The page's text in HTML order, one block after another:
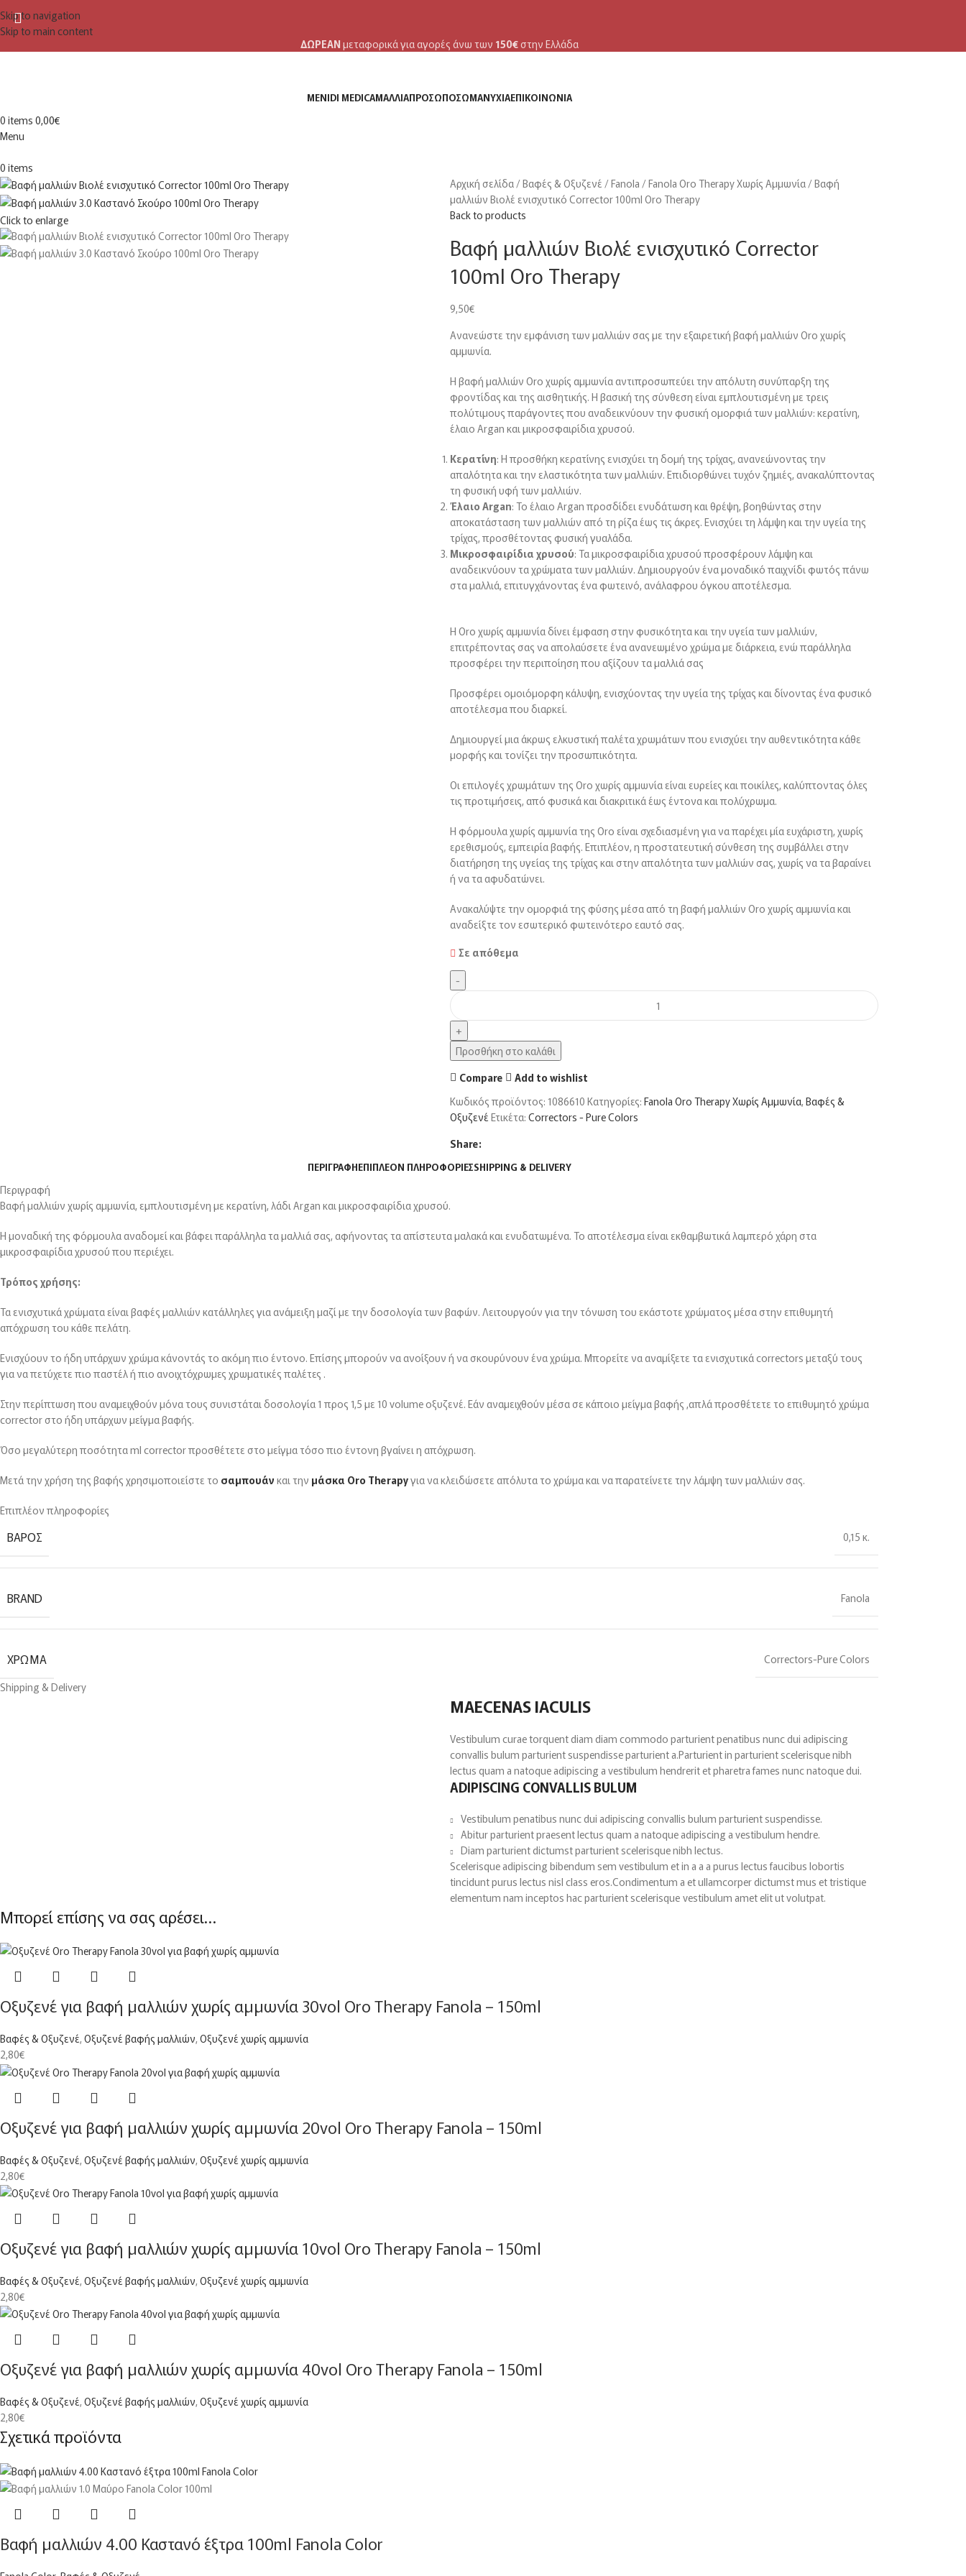
Skip to navigation
Skip to main content
ΔΩΡΕΑΝ μεταφορικά για αγορές άνω των 150€στην Ελλάδα
MENIDI MEDICAΜΑΛΛΙΆΠΡΌΣΩΠΟΣΏΜΑΝΎΧΙΑΕΠΙΚΟΙΝΩΝΊΑ
0 items 0,00€
Menu
0 items
Click to enlarge
Αρχική σελίδα Βαφές & Οξυζενέ Fanola Fanola Oro Therapy Χωρίς Αμμωνία Βαφή
μαλλιών Βιολέ ενισχυτικό Corrector 100ml Oro Therapy
Back to products
Βαφή μαλλιών Βιολέ ενισχυτικό Corrector
100ml Oro Therapy
9,50€
Ανανεώστε την εμφάνιση των μαλλιών σας με την εξαιρετική βαφή μαλλιών Oro χωρίς
αμμωνία.
Η βαφή μαλλιών Oro χωρίς αμμωνία αντιπροσωπεύει την απόλυτη συνύπαρξη της
φροντίδας και της αισθητικής. Η βασική της σύνθεση είναι εμπλουτισμένη με τρεις
πολύτιμους παράγοντες που αναδεικνύουν την φυσική ομορφιά των μαλλιών: κερατίνη,
έλαιο Argan και μικροσφαιρίδια χρυσού.
Κερατίνη: Η προσθήκη κερατίνης ενισχύει τη δομή της τρίχας, ανανεώνοντας την
απαλότητα και την ελαστικότητα των μαλλιών. Επιδιορθώνει τυχόν ζημιές, ανακαλύπτοντας
τη φυσική υφή των μαλλιών.
Έλαιο Argan: Το έλαιο Argan προσδίδει ενυδάτωση και θρέψη, βοηθώντας στην
αποκατάσταση των μαλλιών από τη ρίζα έως τις άκρες. Ενισχύει τη λάμψη και την υγεία της
τρίχας, προσθέτοντας φυσική γυαλάδα.
Μικροσφαιρίδια χρυσού: Τα μικροσφαιρίδια χρυσού προσφέρουν λάμψη και
αναδεικνύουν τα χρώματα των μαλλιών. Δημιουργούν ένα μοναδικό παιχνίδι φωτός πάνω
στα μαλλιά, επιτυγχάνοντας ένα φωτεινό, ανάλαφρου όγκου αποτέλεσμα.
Η Oro χωρίς αμμωνία δίνει έμφαση στην φυσικότητα και την υγεία των μαλλιών,
επιτρέποντας σας να απολαύσετε ένα ανανεωμένο χρώμα με διάρκεια, ενώ παράλληλα
προσφέρει την περιποίηση που αξίζουν τα μαλλιά σας
Προσφέρει ομοιόμορφη κάλυψη, ενισχύοντας την υγεία της τρίχας και δίνοντας ένα φυσικό
αποτέλεσμα που διαρκεί.
Δημιουργεί μια άκρως ελκυστική παλέτα χρωμάτων που ενισχύει την αυθεντικότητα κάθε
μορφής και τονίζει την προσωπικότητα.
Οι επιλογές χρωμάτων της Oro χωρίς αμμωνία είναι ευρείες και ποικίλες, καλύπτοντας όλες
τις προτιμήσεις, από φυσικά και διακριτικά έως έντονα και πολύχρωμα.
Η φόρμουλα χωρίς αμμωνία της Oro είναι σχεδιασμένη για να παρέχει μία ευχάριστη, χωρίς
ερεθισμούς, εμπειρία βαφής. Επιπλέον, η προστατευτική σύνθεση της συμβάλλει στην
διατήρηση της υγείας της τρίχας και στην απαλότητα των μαλλιών σας, χωρίς να τα βαραίνει
ή να τα αφυδατώνει.
Ανακαλύψτε την ομορφιά της φύσης μέσα από τη βαφή μαλλιών Oro χωρίς αμμωνία και
αναδείξτε τον εσωτερικό φωτεινότερο εαυτό σας.
Σε απόθεμα
Προσθήκη στο καλάθι
Compare
Add to wishlist
Κωδικός προϊόντος: 1086610 Κατηγορίες: Fanola Oro Therapy Χωρίς Αμμωνία, Βαφές &
Οξυζενέ Ετικέτα: Correctors - Pure Colors
Share:
ΠΕΡΙΓΡΑΦΉΕΠΙΠΛΈΟΝ ΠΛΗΡΟΦΟΡΊΕΣSHIPPING & DELIVERY
Περιγραφή
Βαφή μαλλιών χωρίς αμμωνία, εμπλουτισμένη με κερατίνη, λάδι Argan και μικροσφαιρίδια χρυσού.
Η μοναδική της φόρμουλα αναδομεί και βάφει παράλληλα τα μαλλιά σας, αφήνοντας τα απίστευτα μαλακά και ενυδατωμένα. Το αποτέλεσμα είναι εκθαμβωτικά λαμπερό χάρη στα
μικροσφαιρίδια χρυσού που περιέχει.
Τρόπος χρήσης:
Τα ενισχυτικά χρώματα είναι βαφές μαλλιών κατάλληλες για ανάμειξη μαζί με την δοσολογία των βαφών. Λειτουργούν για την τόνωση του εκάστοτε χρώματος μέσα στην επιθυμητή
απόχρωση του κάθε πελάτη.
Ενισχύουν το ήδη υπάρχων χρώμα κάνοντάς το ακόμη πιο έντονο. Επίσης μπορούν να ανοίξουν ή να σκουρύνουν ένα χρώμα. Μπορείτε να αναμίξετε τα ενισχυτικά correctors μεταξύ τους
για να πετύχετε πιο παστέλ ή πιο ανοιχτόχρωμες χρωματικές παλέτες .
Στην περίπτωση που αναμειχθούν μόνα τους συνιστάται δοσολογία 1 προς 1,5 με 10 volume οξυζενέ. Εάν αναμειχθούν μέσα σε κάποιο μείγμα βαφής ,απλά προσθέτετε το επιθυμητό χρώμα
corrector στο ήδη υπάρχων μείγμα βαφής.
Όσο μεγαλύτερη ποσότητα ml corrector προσθέτετε στο μείγμα τόσο πιο έντονη βγαίνει η απόχρωση.
Μετά την χρήση της βαφής χρησιμοποιείστε το σαμπουάν και την μάσκα Oro Therapyγια να κλειδώσετε απόλυτα το χρώμα και να παρατείνετε την λάμψη των μαλλιών σας.
Επιπλέον πληροφορίες
ΒΆΡΟΣ 0,15 κ.
BRAND Fanola
ΧΡΏΜΑ
Correctors-Pure Colors
Shipping & Delivery
MAECENAS IACULIS
Vestibulum curae torquent diam diam commodo parturient penatibus nunc dui adipiscing
convallis bulum parturient suspendisse parturient a.Parturient in parturient scelerisque nibh
lectus quam a natoque adipiscing a vestibulum hendrerit et pharetra fames nunc natoque dui.
ADIPISCING CONVALLIS BULUM
Vestibulum penatibus nunc dui adipiscing convallis bulum parturient suspendisse.
Abitur parturient praesent lectus quam a natoque adipiscing a vestibulum hendre.
Diam parturient dictumst parturient scelerisque nibh lectus.
Scelerisque adipiscing bibendum sem vestibulum et in a a a purus lectus faucibus lobortis
tincidunt purus lectus nisl class eros.Condimentum a et ullamcorper dictumst mus et tristique
elementum nam inceptos hac parturient scelerisque vestibulum amet elit ut volutpat.
Μπορεί επίσης να σας αρέσει…
Οξυζενέ για βαφή μαλλιών χωρίς αμμωνία 30vol Oro Therapy Fanola – 150ml
Βαφές & Οξυζενέ, Οξυζενέ βαφής μαλλιών, Οξυζενέ χωρίς αμμωνία
2,80€
Οξυζενέ για βαφή μαλλιών χωρίς αμμωνία 20vol Oro Therapy Fanola – 150ml
Βαφές & Οξυζενέ, Οξυζενέ βαφής μαλλιών, Οξυζενέ χωρίς αμμωνία
2,80€
Οξυζενέ για βαφή μαλλιών χωρίς αμμωνία 10vol Oro Therapy Fanola – 150ml
Βαφές & Οξυζενέ, Οξυζενέ βαφής μαλλιών, Οξυζενέ χωρίς αμμωνία
2,80€
Οξυζενέ για βαφή μαλλιών χωρίς αμμωνία 40vol Oro Therapy Fanola – 150ml
Βαφές & Οξυζενέ, Οξυζενέ βαφής μαλλιών, Οξυζενέ χωρίς αμμωνία
2,80€
Σχετικά προϊόντα
Βαφή μαλλιών 4.00 Καστανό έξτρα 100ml Fanola Color